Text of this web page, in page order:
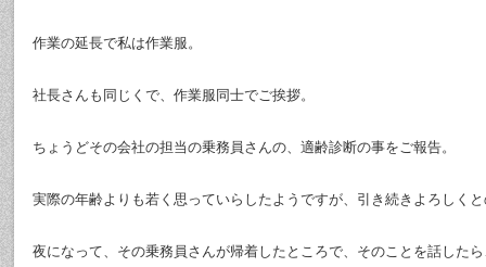
作業の延長で私は作業服。
社長さんも同じくで、作業服同士でご挨拶。
ちょうどその会社の担当の乗務員さんの、適齢診断の事をご報告。
実際の年齢よりも若く思っていらしたようですが、引き続きよろしく
夜になって、その乗務員さんが帰着したところで、そのことを話した